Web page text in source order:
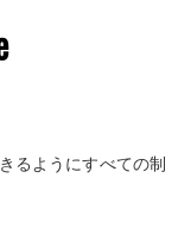
るようにすべての制